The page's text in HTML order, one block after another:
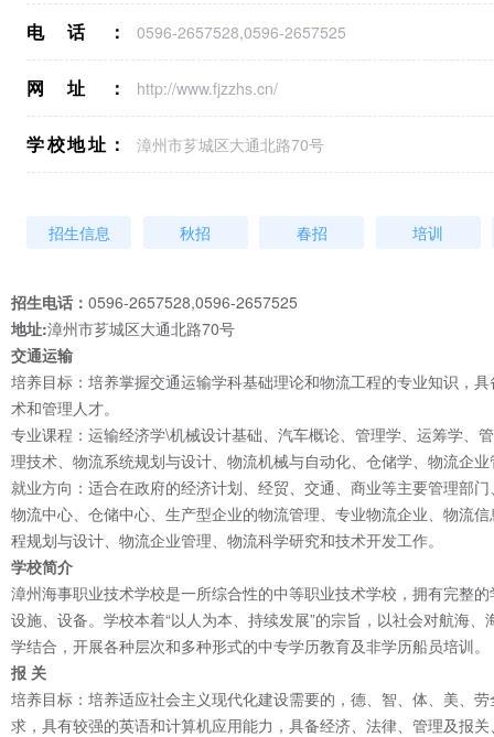
电话： 0596-2657528,0596-2657525
网址： http://www.fjzzhs.cn/
学校地址： 漳州市芗城区大通北路70号
招生信息 秋招 春招 培训
招生电话： 0596-2657528,0596-2657525
地址:漳州市芗城区大通北路70号
交通运输
培养目标：培养掌握交通运输学科基础理论和物流工程的专业知识，
术和管理人才。
专业课程：运输经济学\机械设计基础、汽车概论、管理学、运筹学、
理技术、物流系统规划与设计、物流机械与自动化、仓储学、物流企
就业方向：适合在政府的经济计划、经贸、交通、商业等主要管理部
物流中心、仓储中心、生产型企业的物流管理、专业物流企业、物流
程规划与设计、物流企业管理、物流科学研究和技术开发工作。
学校简介
漳州海事职业技术学校是一所综合性的中等职业技术学校，拥有完整
设施、设备。学校本着“以人为本、持续发展”的宗旨，以社会对航海
学结合，开展各种层次和多种形式的中专学历教育及非学历船员培训。
报 关
培养目标：培养适应社会主义现代化建设需要的，德、智、体、美、
求，具有较强的英语和计算机应用能力，具备经济、法律、管理及报